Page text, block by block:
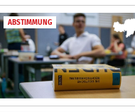
ABSTIMMUNG